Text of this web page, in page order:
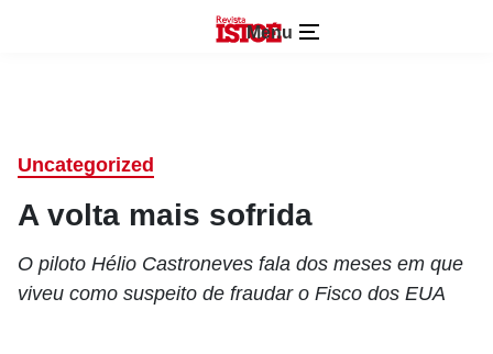
Menu
Uncategorized
A volta mais sofrida
O piloto Hélio Castroneves fala dos meses em que
viveu como suspeito de fraudar o Fisco dos EUA